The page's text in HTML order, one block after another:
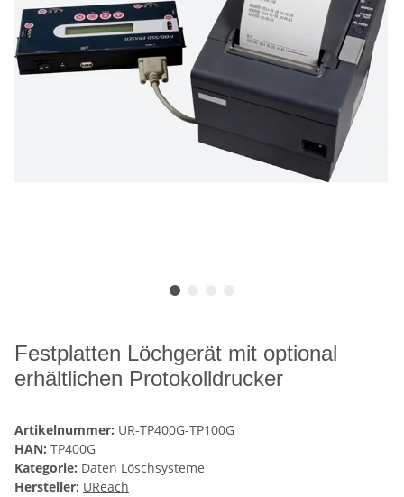
Festplatten Löchgerät mit optional
erhältlichen Protokolldrucker
Artikelnummer: UR-TP400G-TP100G
HAN: TP400G
Kategorie: Daten Löschsysteme
Hersteller: UReach